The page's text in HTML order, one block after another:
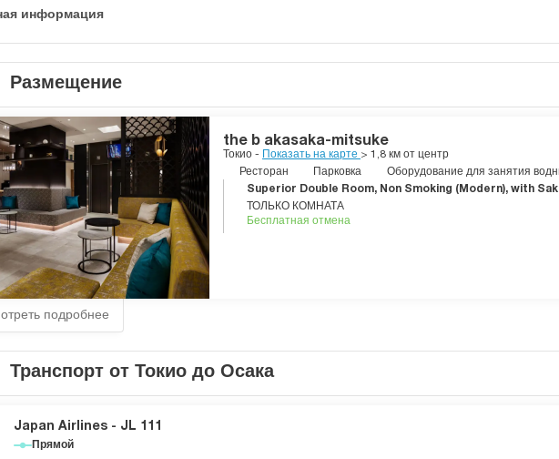
информация
Размещение
the b akasaka-mitsuke
Токио - Показать на карте > 1,8 км от центр
Ресторан
Парковка
Оборудование для занятия
Superior Double Room, Non Smoking (Modern), with
ТОЛЬКО КОМНАТА
Бесплатная отмена
подробнее
Транспорт от Токио до Осака
Japan Airlines - JL 111
Прямой